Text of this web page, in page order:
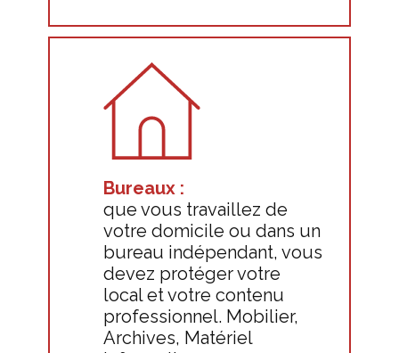
Bureaux :
que vous travaillez de
votre domicile ou dans un
bureau indépendant, vous
devez protéger votre
local et votre contenu
professionnel. Mobilier,
Archives, Matériel